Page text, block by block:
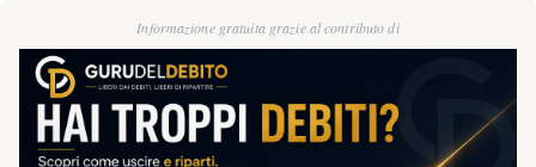
Informazione gratuita grazie al contributo di